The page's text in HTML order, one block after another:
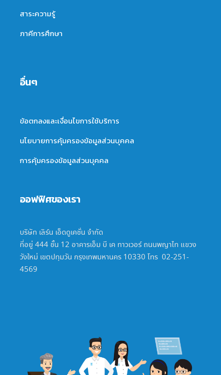
สาระความรู้
ภาคีการศึกษา
อื่นๆ
ข้อตกลงและเงื่อนไขการใช้บริการ
นโยบายการคุ้มครองข้อมูลส่วนบุคคล
การคุ้มครองข้อมูลส่วนบุคคล
ออฟฟิศของเรา
บริษัท เลิร์น เอ็ดดูเคชั่น จำกัด
ที่อยู่ 444 ชั้น 12 อาคารเอ็ม บี เค ทาวเวอร์ ถนนพญาไท แขวง
วังใหม่ เขตปทุมวัน กรุงเทพมหานคร 10330 โทร 02-251-
4569